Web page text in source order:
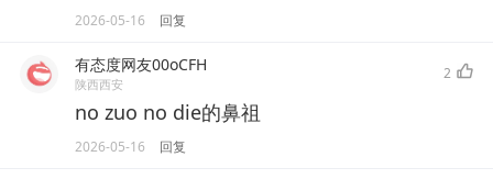
2026-05-16 回复
有态度网友00oCFH
陕西西安
2
no zuo no die的鼻祖
2026-05-16 回复